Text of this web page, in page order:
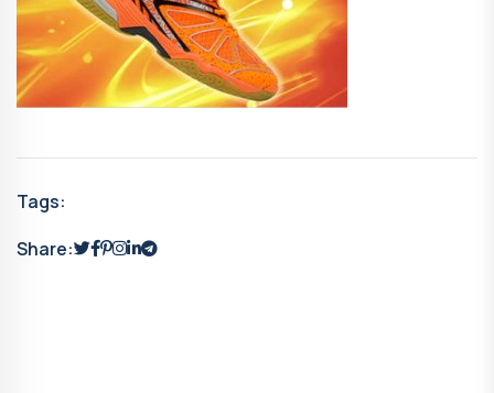
Tags:
Share: